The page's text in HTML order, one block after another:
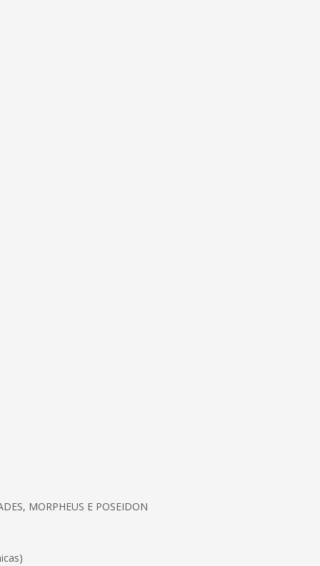
MORPHEUS E POSEIDON